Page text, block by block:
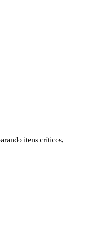
itens críticos,